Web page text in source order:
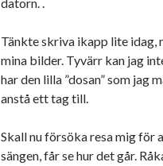
Tänkte skriva ikapp lite idag,
mina bilder. Tyvärr kan jag
har den lilla ”dosan” som jag
anstå ett tag till.
Skall nu försöka resa mig för
sängen, får se hur det går.